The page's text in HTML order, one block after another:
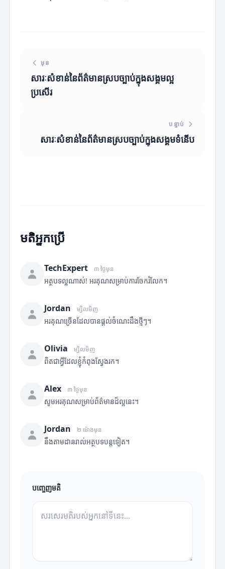
មុន
សារៈសំខាន់នៃព័ត៌មានស្របច្បាប់ក្នុងសង្គមល្អ
ប្រសើរ
បន្ទាប់
សារៈសំខាន់នៃព័ត៌មានស្របច្បាប់ក្នុងសង្គមទំនើប
មតិអ្នកប្រើ
TechExpert ៣ ថ្ងៃមុន
អត្ថបទល្អណាស់! អរគុណសម្រាប់ការចែករំលែក។
Jordan ម្សិលមិញ
អរគុណច្រើនដែលបានផ្តល់ចំណេះដឹងថ្មីៗ។
Olivia ម្សិលមិញ
ពិតជាអ្វីដែលខ្ញុំកំពុងស្វែងរក។
Alex ៣ ថ្ងៃមុន
សូមអរគុណសម្រាប់ព័ត៌មានដ៏ល្អនេះ។
Jordan ២ ម៉ោងមុន
នឹងតាមដានរាល់អត្ថបទបន្តទៀត។
បញ្ចេញមតិ